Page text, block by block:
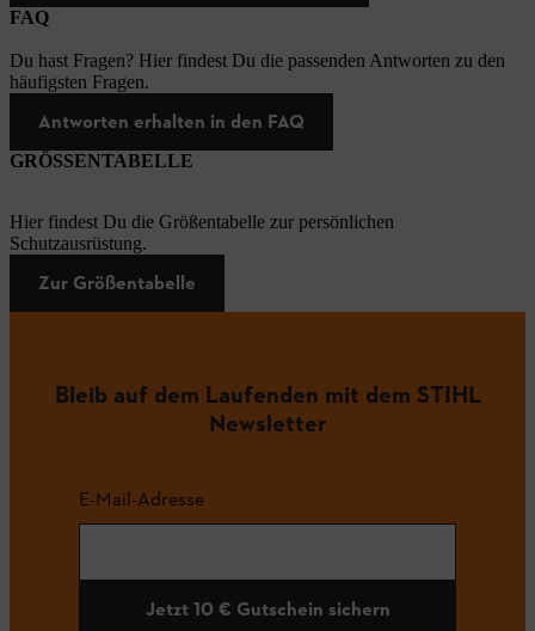
FAQ
Du hast Fragen? Hier findest Du die passenden Antworten zu den
häufigsten Fragen.
Antworten erhalten in den FAQ
GRÖSSENTABELLE
Hier findest Du die Größentabelle zur persönlichen
Schutzausrüstung.
Zur Größentabelle
Bleib auf dem Laufenden mit dem STIHL
Newsletter
E-Mail-Adresse
Jetzt 10 € Gutschein sichern